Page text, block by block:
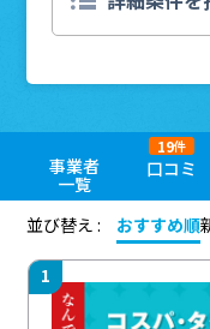
事業者
一覧
口コミ
19件
並び替え :
おすすめ順
1